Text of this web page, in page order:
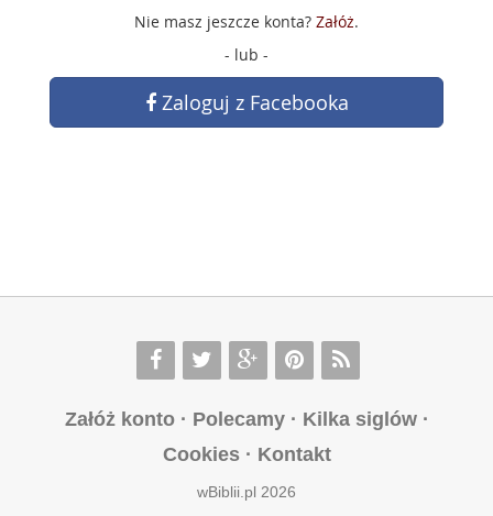
Nie masz jeszcze konta? Załóż.
- lub -
Zaloguj z Facebooka
Załóż konto· Polecamy· Kilka siglów·
Cookies· Kontakt
wBiblii.pl 2026